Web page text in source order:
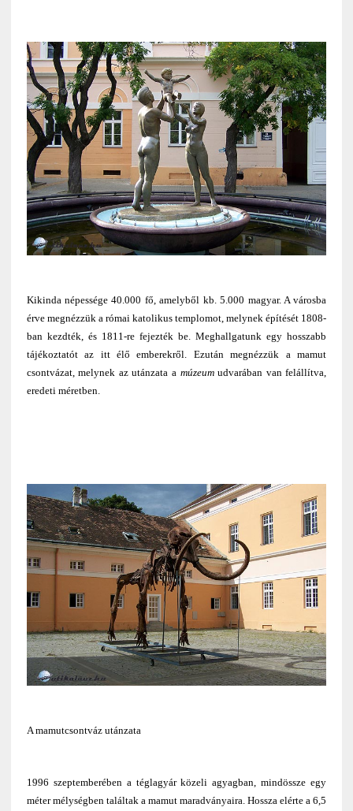
Kikinda népessége 40.000 fő, amelyből kb. 5.000 magyar. A városba
érve megnézzük a római katolikus templomot, melynek építését 1808-
ban kezdték, és 1811-re fejezték be. Meghallgatunk egy hosszabb
tájékoztatót az itt élő emberekről. Ezután megnézzük a mamut
csontvázat, melynek az utánzata a múzeumudvarában van felállítva,
eredeti méretben.
A mamutcsontváz utánzata
1996 szeptemberében a téglagyár közeli agyagban, mindössze egy
méter mélységben találtak a mamut maradványaira. Hossza elérte a 6,5